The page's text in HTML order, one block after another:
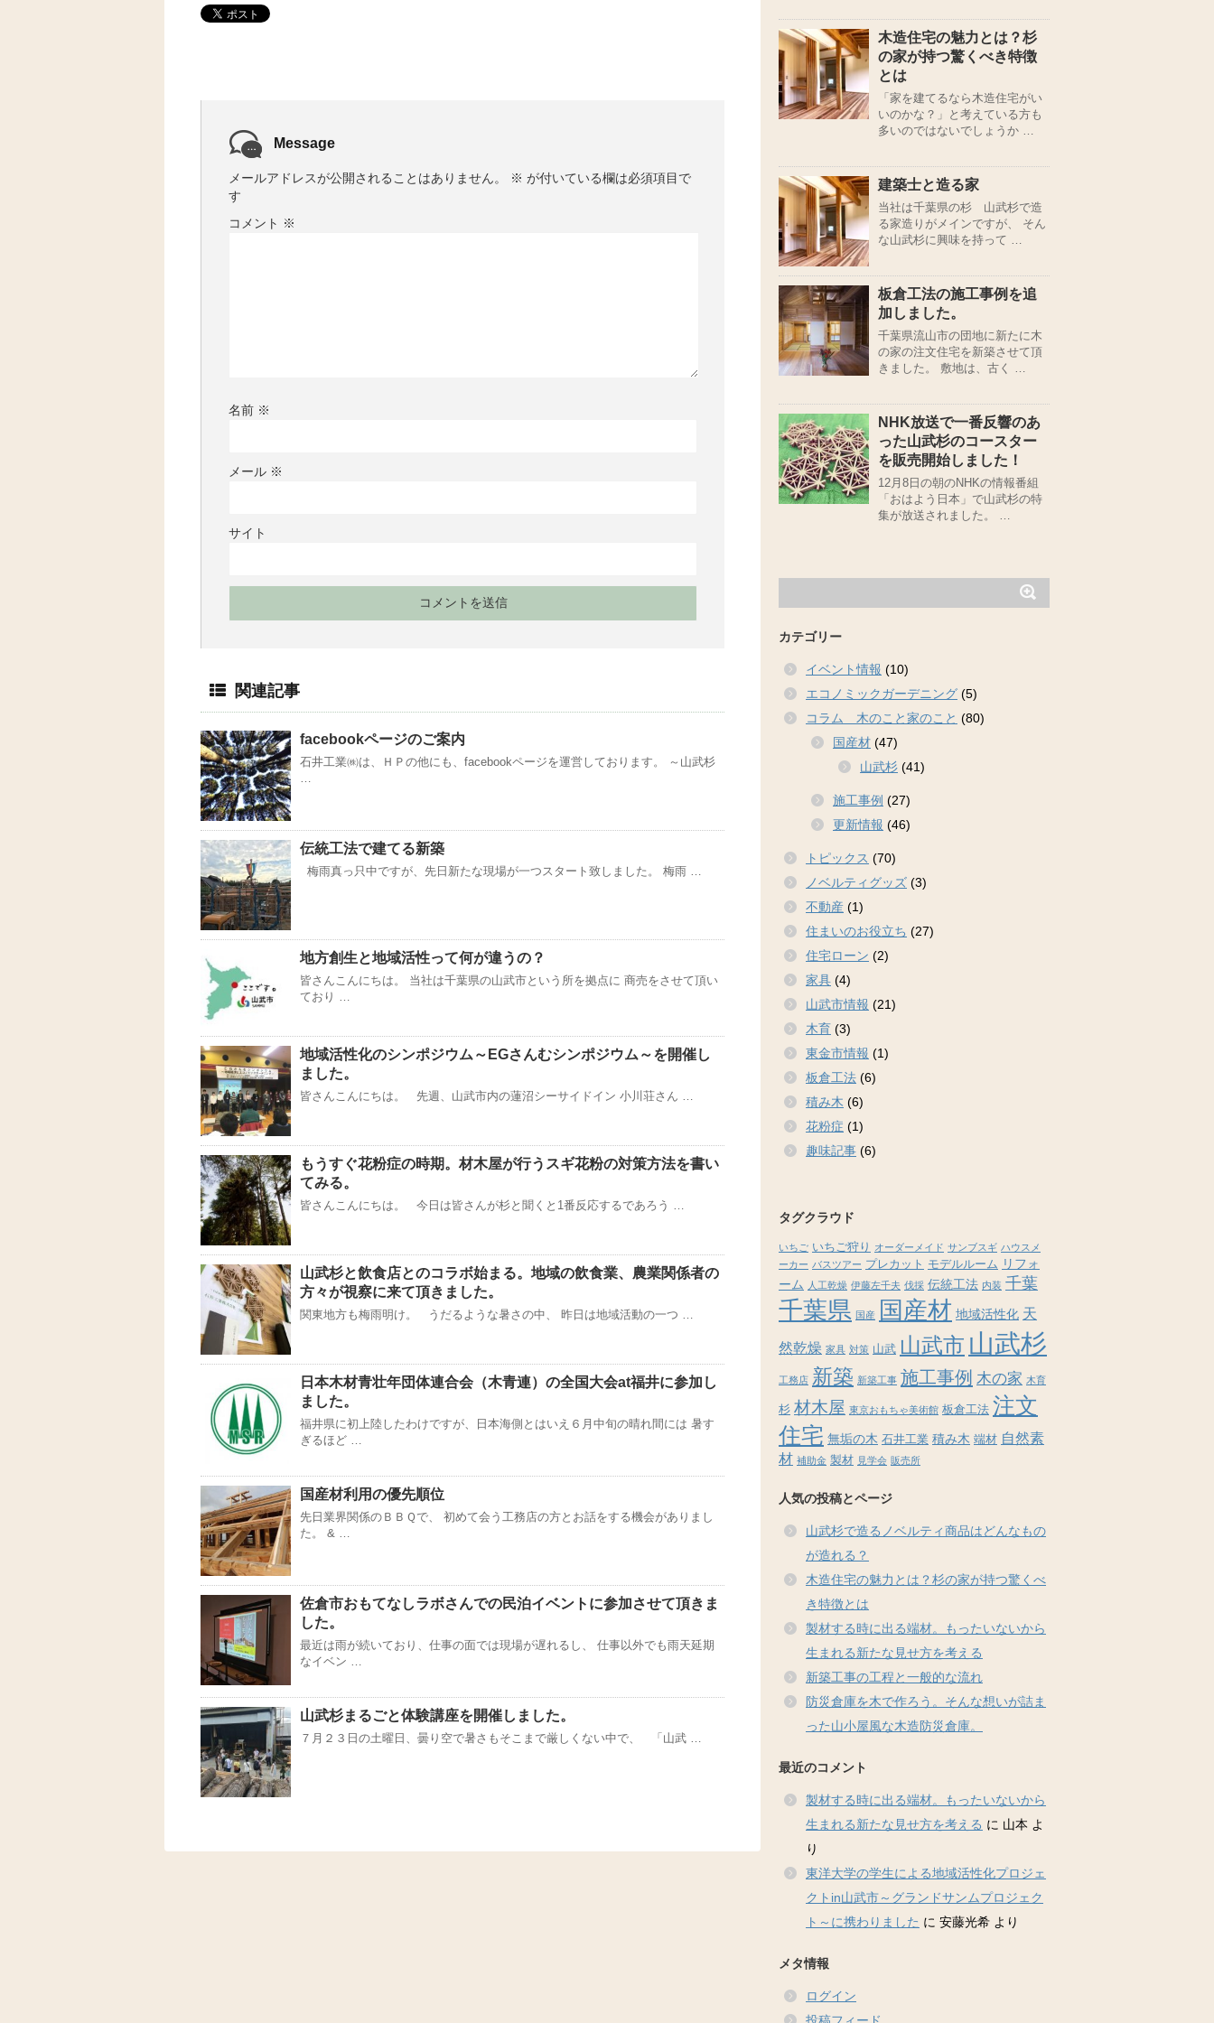
Message
メールアドレスが公開されることはありません。 ※ が付いている欄は必須項目で
す
コメント ※
名前 ※
メール ※
サイト
関連記事
facebookページのご案内
石井工業㈱は、ＨＰの他にも、facebookページを運営しております。 ～山武杉
…
伝統工法で建てる新築
梅雨真っ只中ですが、先日新たな現場が一つスタート致しました。 梅雨 …
地方創生と地域活性って何が違うの？
皆さんこんにちは。 当社は千葉県の山武市という所を拠点に 商売をさせて頂い
ており …
地域活性化のシンポジウム～EGさんむシンポジウム～を開催し
ました。
皆さんこんにちは。 先週、山武市内の蓮沼シーサイドイン 小川荘さん …
もうすぐ花粉症の時期。材木屋が行うスギ花粉の対策方法を書い
てみる。
皆さんこんにちは。 今日は皆さんが杉と聞くと1番反応するであろう …
山武杉と飲食店とのコラボ始まる。地域の飲食業、農業関係者の
方々が視察に来て頂きました。
関東地方も梅雨明け。 うだるような暑さの中、 昨日は地域活動の一つ …
日本木材青壮年団体連合会（木青連）の全国大会at福井に参加し
ました。
福井県に初上陸したわけですが、日本海側とはいえ６月中旬の晴れ間には 暑す
ぎるほど …
国産材利用の優先順位
先日業界関係のＢＢＱで、 初めて会う工務店の方とお話をする機会がありまし
た。 & …
佐倉市おもてなしラボさんでの民泊イベントに参加させて頂きま
した。
最近は雨が続いており、仕事の面では現場が遅れるし、 仕事以外でも雨天延期
なイベン …
山武杉まるごと体験講座を開催しました。
７月２３日の土曜日、曇り空で暑さもそこまで厳しくない中で、 「山武 …
木造住宅の魅力とは？杉
の家が持つ驚くべき特徴
とは
「家を建てるなら木造住宅がい
いのかな？」と考えている方も
多いのではないでしょうか …
建築士と造る家
当社は千葉県の杉 山武杉で造
る家造りがメインですが、 そん
な山武杉に興味を持って …
板倉工法の施工事例を追
加しました。
千葉県流山市の団地に新たに木
の家の注文住宅を新築させて頂
きました。 敷地は、古く …
NHK放送で一番反響のあ
った山武杉のコースター
を販売開始しました！
12月8日の朝のNHKの情報番組
「おはよう日本」で山武杉の特
集が放送されました。 …
カテゴリー
イベント情報 (10)
エコノミックガーデニング (5)
コラム 木のこと家のこと (80)
国産材 (47)
山武杉 (41)
施工事例 (27)
更新情報 (46)
トピックス (70)
ノベルティグッズ (3)
不動産 (1)
住まいのお役立ち (27)
住宅ローン (2)
家具 (4)
山武市情報 (21)
木育 (3)
東金市情報 (1)
板倉工法 (6)
積み木 (6)
花粉症 (1)
趣味記事 (6)
タグクラウド
いちご いちご狩り オーダーメイド サンブスギ ハウスメ
ーカー バスツアー プレカット モデルルーム リフォ
ーム
人工乾燥 伊藤左千夫 伐採 伝統工法 内装 千葉
千葉県 国産 国産材 地域活性化 天
然乾燥 家具 対策 山武 山武市 山武杉
工務店 新築 新築工事 施工事例 木の家 木育
杉 材木屋 東京おもちゃ美術館 板倉工法 注文
住宅 無垢の木 石井工業 積み木 端材 自然素
材 補助金 製材 見学会 販売所
人気の投稿とページ
山武杉で造るノベルティ商品はどんなもの
が造れる？
木造住宅の魅力とは？杉の家が持つ驚くべ
き特徴とは
製材する時に出る端材。もったいないから
生まれる新たな見せ方を考える
新築工事の工程と一般的な流れ
防災倉庫を木で作ろう。そんな想いが詰ま
った山小屋風な木造防災倉庫。
最近のコメント
製材する時に出る端材。もったいないから
生まれる新たな見せ方を考える に 山本 よ
り
東洋大学の学生による地域活性化プロジェ
クトin山武市～グランドサンムプロジェク
ト～に携わりました に 安藤光希 より
メタ情報
ログイン